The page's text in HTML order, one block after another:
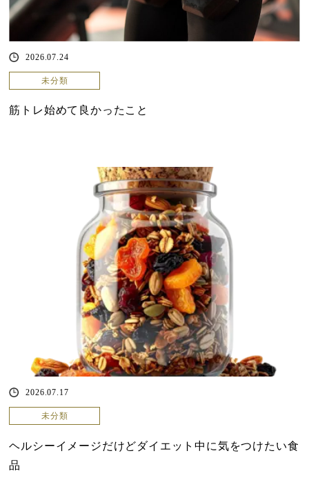
2026.07.24
未分類
筋トレ始めて良かったこと
2026.07.17
未分類
ヘルシーイメージだけどダイエット中に気をつけたい食
品